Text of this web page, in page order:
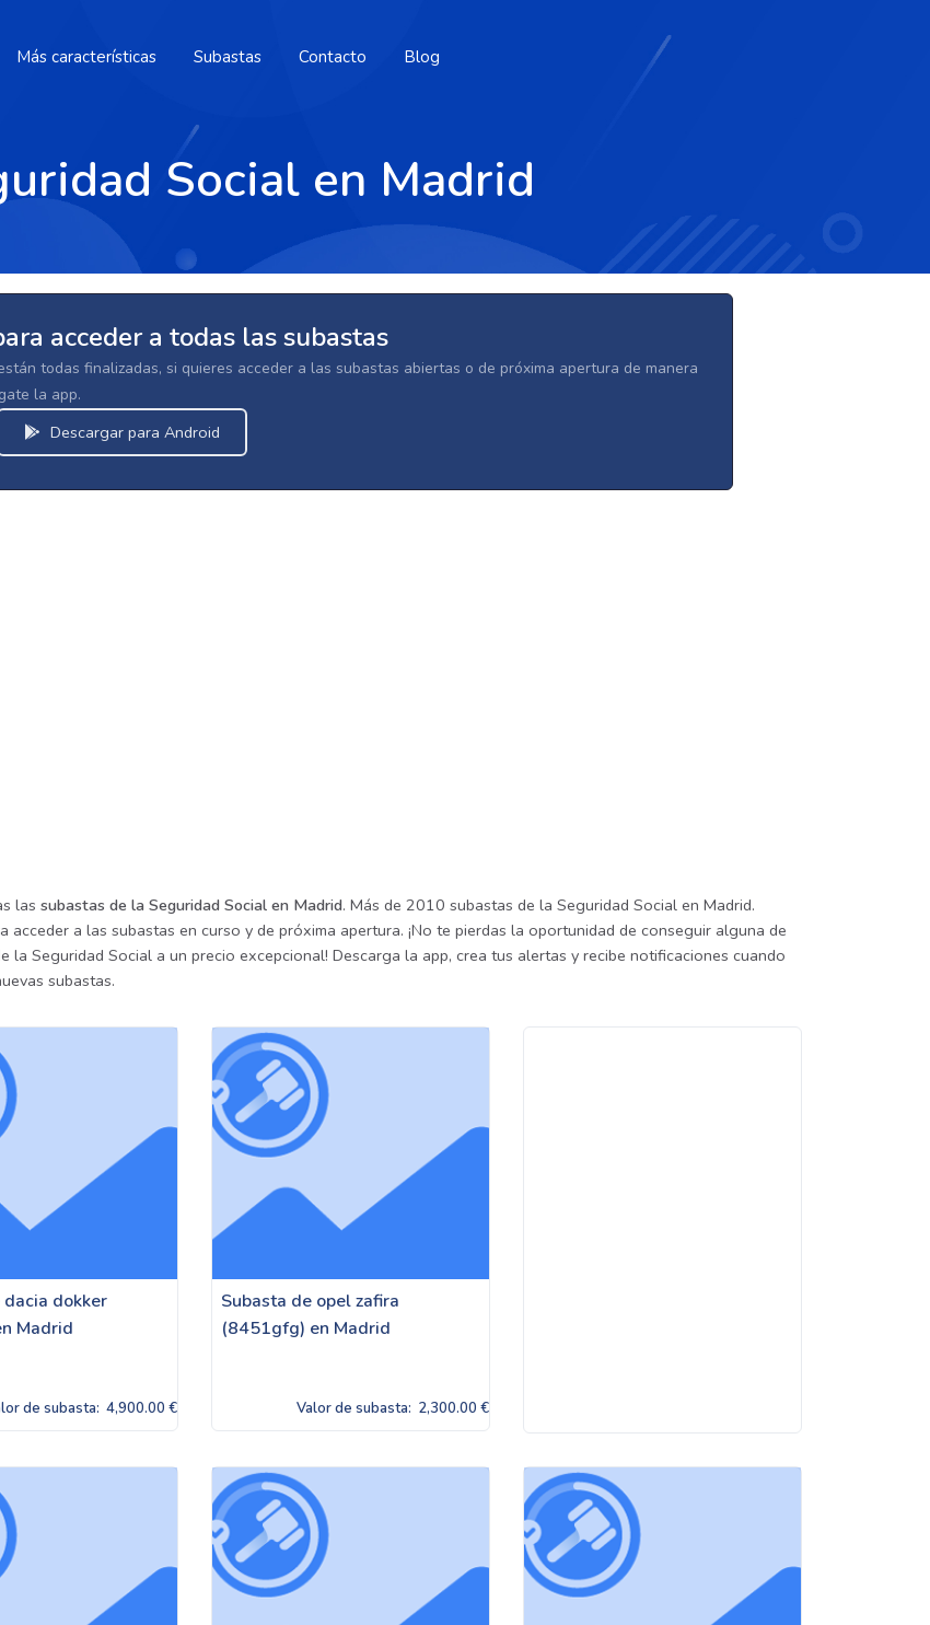
Más características Subastas Contacto Blog
Social en Madrid
acceder a todas las subastas
todas finalizadas, si quieres acceder a las subastas abiertas o de próxima apertura de manera
la app.
Descargar para Android
las subastas de la Seguridad Social en Madrid. Más de 2010 subastas de la Seguridad Social en Madrid.
acceder a las subastas en curso y de próxima apertura. ¡No te pierdas la oportunidad de conseguir alguna de
la Seguridad Social a un precio excepcional! Descarga la app, crea tus alertas y recibe notificaciones cuando
subastas.
dokker
Madrid
de subasta: 4,900.00 €
Subasta de opel zafira
(8451gfg) en Madrid
Valor de subasta: 2,300.00 €